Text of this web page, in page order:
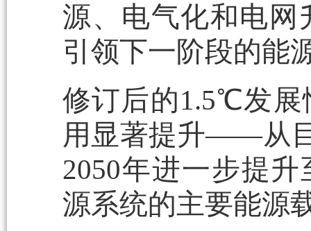
源、电气化和电网
引领下一阶段的能
修订后的1.5℃发展
用显著提升——从
2050年进一步提
源系统的主要能源